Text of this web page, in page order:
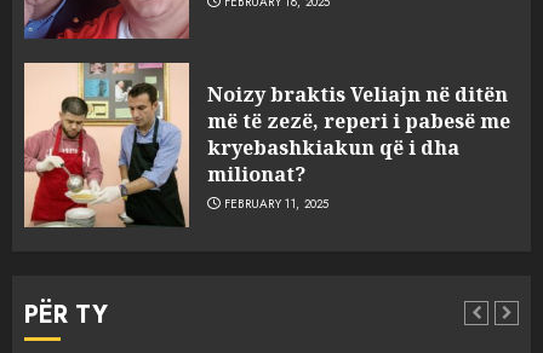
Noizy braktis Veliajn në ditën
më të zezë, reperi i pabesë me
kryebashkiakun që i dha
milionat?
FEBRUARY 11, 2025
PËR TY
4
çfarë dënimi kërkon për
Mariela dhe Antonela
Berishën
MARCH 25, 2025
dëshmia e Nuredin Dumanit